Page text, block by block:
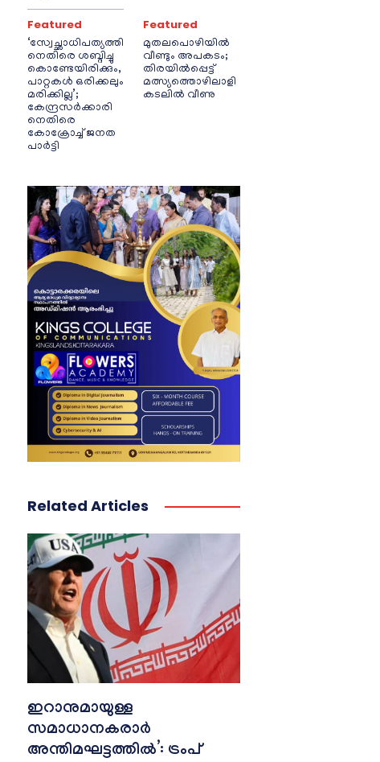
Featured
‘സ്വേച്ഛാധിപത്യത്തി
നെതിരെ ശബ്ദിച്ചു
കൊണ്ടേയിരിക്കും,
പാറ്റകൾ ഒരിക്കലും
മരിക്കില്ല’;
കേന്ദ്രസർക്കാരി
നെതിരെ
കോക്രോച്ച് ജനത
പാർട്ടി
Featured
മുതലപൊഴിയിൽ
വീണ്ടും അപകടം;
തിരയിൽപ്പെട്ട്
മത്സ്യത്തൊഴിലാളി
കടലിൽ വീണു
Related Articles
ഇറാനുമായുള്ള
സമാധാനകരാർ
അന്തിമഘട്ടത്തിൽ‌’: ട്രംപ്